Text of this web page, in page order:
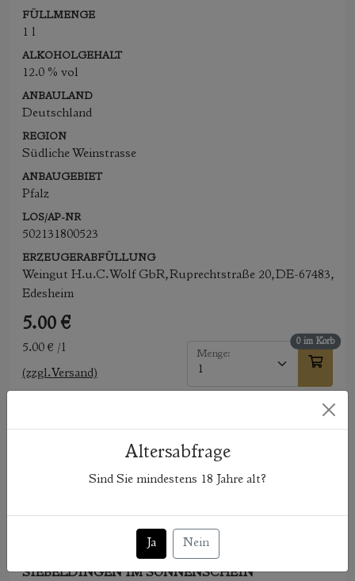
Altersabfrage
Sind Sie mindestens 18 Jahre alt?
Ja Nein
FÜLLMENGE
1 l
ALKOHOLGEHALT
12.0 % vol
ANBAULAND
Deutschland
REGION
Südliche Weinstrasse
ANBAUGEBIET
Pfalz
LOS/AP-NR
502131800523
ERZEUGERABFÜLLUNG
Weingut H.u.C. Wolf GbR, Ruprechtstraße 20, DE-67483,
Edesheim
5.00 €
5.00 € /l
(zzgl. Versand)
Menge:
0 im Korb
100ml enthalten durchschnittlich:
davon Zucker:
MEHR ZU 2022 KERNER, LIEBLICH, QBA, 1L,
SIEBELDINGEN IM SONNENSCHEIN